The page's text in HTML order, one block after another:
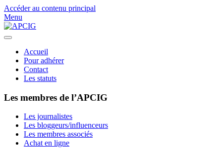
Accéder au contenu principal
Menu
Accueil
Pour adhérer
Contact
Les statuts
Les membres de l’APCIG
Les journalistes
Les bloggeurs/influenceurs
Les membres associés
Achat en ligne